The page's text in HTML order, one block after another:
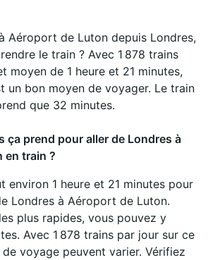
Aéroport de Luton depuis Londres,
le train ? Avec 1 878 trains
moyen de 1 heure et 21 minutes,
un bon moyen de voyager. Le train
que 32 minutes.
ça prend pour aller de Londres à
en train ?
environ 1 heure et 21 minutes pour
Londres à Aéroport de Luton.
plus rapides, vous pouvez y
Avec 1 878 trains par jour sur ce
voyage peuvent varier. Vérifiez